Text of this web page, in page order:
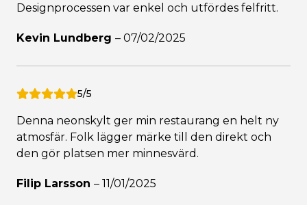
Designprocessen var enkel och utfördes felfritt.
Kevin Lundberg – 07/02/2025
5/5
Denna neonskylt ger min restaurang en helt ny
atmosfär. Folk lägger märke till den direkt och
den gör platsen mer minnesvärd.
Filip Larsson – 11/01/2025